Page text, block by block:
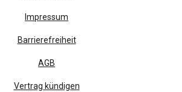
Impressum
Barrierefreiheit
AGB
Vertrag kündigen